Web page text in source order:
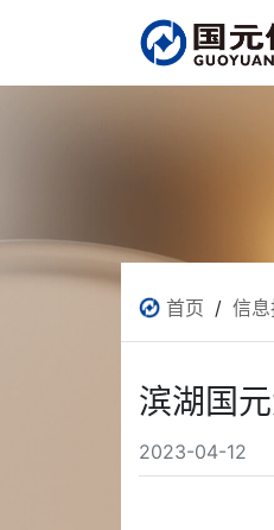
首页 / 信
滨湖国
2023-04-12